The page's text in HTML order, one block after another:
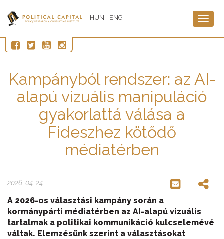
HUN ENG
Kampányból rendszer: az AI-
alapú vizuális manipuláció
gyakorlattá válása a
Fideszhez kötődő
médiatérben
2026-04-24
A 2026-os választási kampány során a
kormánypárti médiatérben az AI-alapú vizuális
tartalmak a politikai kommunikáció kulcselemévé
váltak. Elemzésünk szerint a választásokat